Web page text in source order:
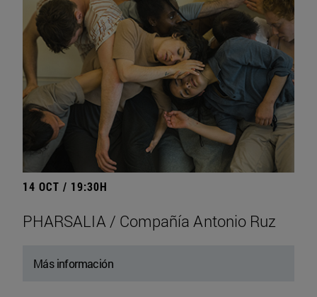
14 OCT / 19:30H
PHARSALIA / Compañía Antonio Ruz
Más información